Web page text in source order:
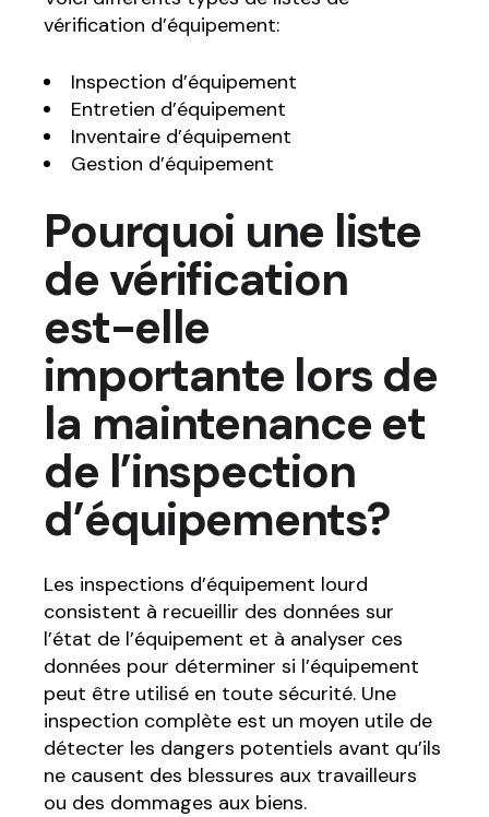
vérification d’équipement:
Inspection d’équipement
Entretien d’équipement
Inventaire d’équipement
Gestion d’équipement
Pourquoi une liste
de vérification
est-elle
importante lors de
la maintenance et
de l’inspection
d’équipements?
Les inspections d’équipement lourd
consistent à recueillir des données sur
l’état de l’équipement et à analyser ces
données pour déterminer si l’équipement
peut être utilisé en toute sécurité. Une
inspection complète est un moyen utile de
détecter les dangers potentiels avant qu’ils
ne causent des blessures aux travailleurs
ou des dommages aux biens.